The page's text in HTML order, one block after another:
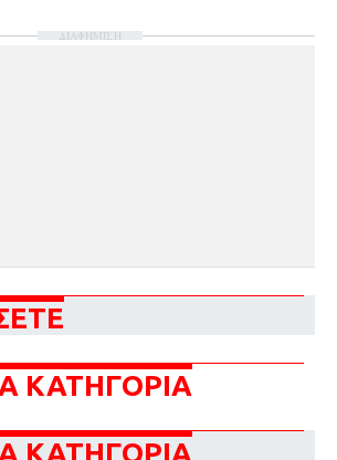
ΔΙΑΦΗΜΙΣΗ
ΚΑΤΗΓΟΡΙΑ
ΚΑΤΗΓΟΡΙΑ